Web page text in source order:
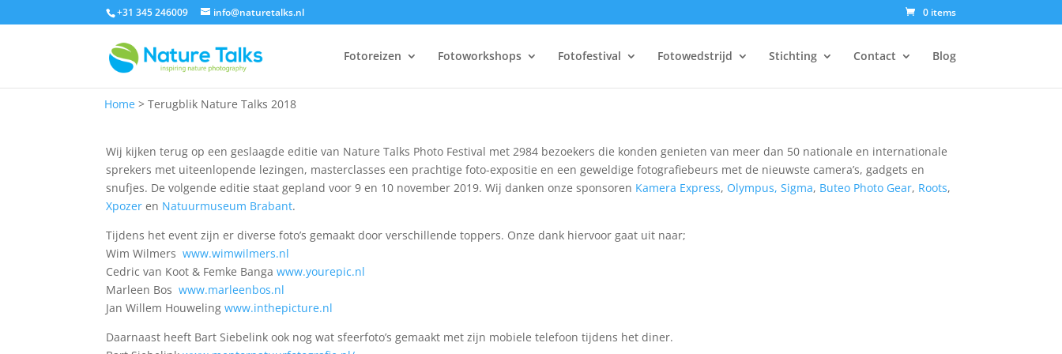
+31 345 246009 info@naturetalks.nl 0 items
Fotoreizen Fotoworkshops Fotofestival Fotowedstrijd Stichting Contact Blog
Home > Terugblik Nature Talks 2018
Wij kijken terug op een geslaagde editie van Nature Talks Photo Festival met 2984 bezoekers die konden genieten van meer dan 50 nationale en internationale
sprekers met uiteenlopende lezingen, masterclasses een prachtige foto-expositie en een geweldige fotografiebeurs met de nieuwste camera’s, gadgets en
snufjes. De volgende editie staat gepland voor 9 en 10 november 2019. Wij danken onze sponsoren Kamera Express, Olympus, Sigma, Buteo Photo Gear, Roots,
Xpozer en Natuurmuseum Brabant.
Tijdens het event zijn er diverse foto’s gemaakt door verschillende toppers. Onze dank hiervoor gaat uit naar;
Wim Wilmers www.wimwilmers.nl
Cedric van Koot & Femke Bangawww.yourepic.nl
Marleen Boswww.marleenbos.nl
Jan Willem Houwelingwww.inthepicture.nl
Daarnaast heeft Bart Siebelink ook nog wat sfeerfoto’s gemaakt met zijn mobiele telefoon tijdens het diner.